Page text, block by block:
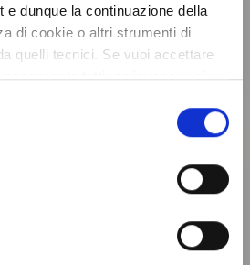
e dunque la continuazione della
di cookie o altri strumenti di
quelli tecnici. Se vuoi accettare
tutti, se invece vuoi
Se vuoi saperne di più clicca
"Acconsento" permetti l'utilizzo